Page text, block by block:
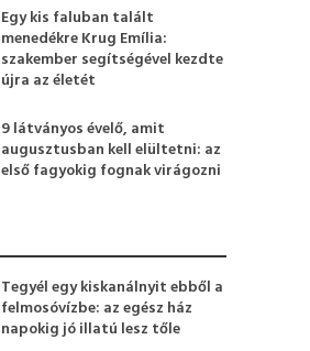
Egy kis faluban talált
menedékre Krug Emília:
szakember segítségével kezdte
újra az életét
9 látványos évelő, amit
augusztusban kell elültetni: az
első fagyokig fognak virágozni
Tegyél egy kiskanálnyit ebből a
felmosóvízbe: az egész ház
napokig jó illatú lesz tőle